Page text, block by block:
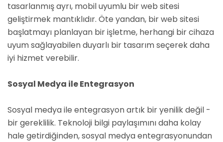
tasarlanmış ayrı, mobil uyumlu bir web sitesi
geliştirmek mantıklıdır. Öte yandan, bir web sitesi
başlatmayı planlayan bir işletme, herhangi bir cihaza
uyum sağlayabilen duyarlı bir tasarım seçerek daha
iyi hizmet verebilir.
Sosyal Medya ile Entegrasyon
Sosyal medya ile entegrasyon artık bir yenilik değil -
bir gereklilik. Teknoloji bilgi paylaşımını daha kolay
hale getirdiğinden, sosyal medya entegrasyonundan